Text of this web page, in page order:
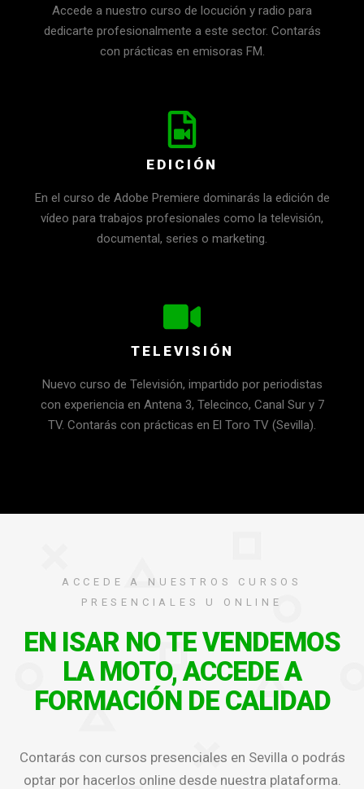
Accede a nuestro curso de locución y radio para
dedicarte profesionalmente a este sector. Contarás
con prácticas en emisoras FM.
EDICIÓN
En el curso de Adobe Premiere dominarás la edición de
vídeo para trabajos profesionales como la televisión,
documental, series o marketing.
TELEVISIÓN
Nuevo curso de Televisión, impartido por periodistas
con experiencia en Antena 3, Telecinco, Canal Sur y 7
TV. Contarás con prácticas en El Toro TV (Sevilla).
ACCEDE A NUESTROS CURSOS
PRESENCIALES U ONLINE
EN ISAR NO TE VENDEMOS
LA MOTO, ACCEDE A
FORMACIÓN DE CALIDAD
Contarás con cursos presenciales en Sevilla o podrás
optar por hacerlos online desde nuestra plataforma.